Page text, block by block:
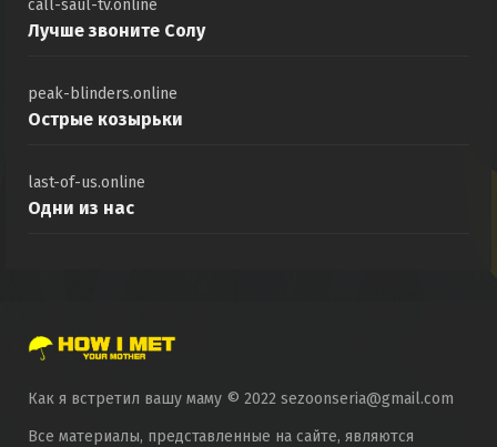
call-saul-tv.online
Лучше звоните Солу
peak-blinders.online
Острые козырьки
last-of-us.online
Одни из нас
Как я встретил вашу маму © 2022 sezoonseria@gmail.com
Все материалы, представленные на сайте, являются